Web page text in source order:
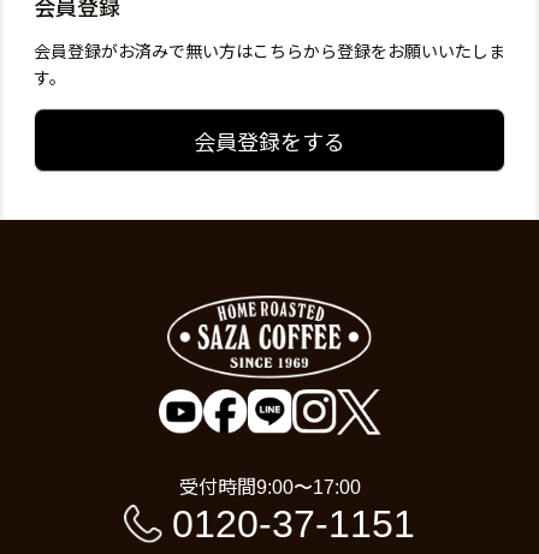
会員登録がお済みで無い方はこちらから登録をお願いいたしま
す。
会員登録をする
受付時間9:00〜17:00
0120-37-1151